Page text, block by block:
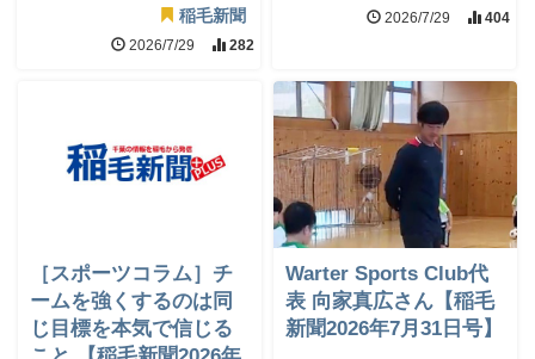
稲毛新聞
2026/7/29 282
2026/7/29 404
［スポーツコラム］チ
ームを強くするのは同
じ目標を本気で信じる
Warter Sports Club代
表 向家真広さん【稲毛
新聞2026年7月31日号】